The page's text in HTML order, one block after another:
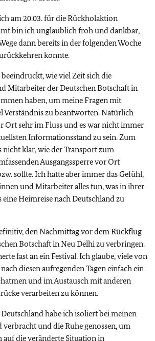
am 20.03. für die Rückholaktion
bin ich unglaublich froh und dankbar,
dann bereits in der folgenden Woche
konnte.
wie viel Zeit sich die
Mitarbeiter der Deutschen Botschaft in
haben, um meine Fragen mit
Verständnis zu beantworten. Natürlich
Ort sehr im Fluss und es war nicht immer
Informationsstand zu sein. Zum
nicht klar, wie der Transport zum
Ausgangssperre vor Ort
sollte. Ich hatte aber immer das Gefühl,
und Mitarbeiter alles tun, was in ihrer
Heimreise nach Deutschland zu
den Nachmittag vor dem Rückflug
Botschaft in Neu Delhi zu verbringen.
fast an ein Festival. Ich glaube, viele von
diesen aufregenden Tagen einfach ein
und im Austausch mit anderen
verarbeiten zu können.
habe ich isoliert bei meinen
verbracht und die Ruhe genossen, um
auf die veränderte Situation in